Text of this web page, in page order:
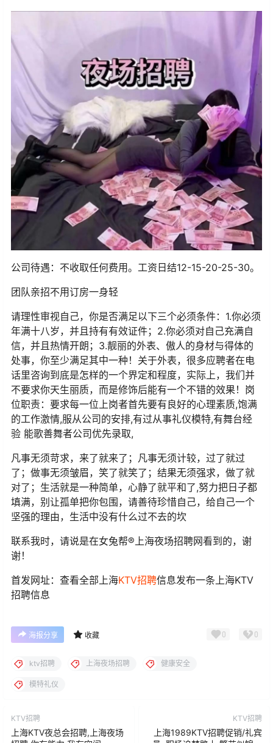
公司待遇：不收取任何费用。工资日结12-15-20-25-30。
团队亲招不用订房一身轻
请理性审视自己，你是否满足以下三个必须条件：1.你必须
年满十八岁，并且持有有效证件；2.你必须对自己充满自
信，并且热情开朗；3.靓丽的外表、傲人的身材与得体的
处事，你至少满足其中一种！关于外表，很多应聘者在电
话里咨询到底是怎样的一个界定和程度，实际上，我们并
不要求你天生丽质，而是修饰后能有一个不错的效果！岗
位职责：要求每一位上岗者首先要有良好的心理素质,饱满
的工作激情,服从公司的安排,有过从事礼仪模特,有舞台经
验 能歌善舞者公司优先录取,
凡事无须苛求，来了就来了；凡事无须计较，过了就过
了；做事无须皱眉，笑了就笑了；结果无须强求，做了就
对了；生活就是一种简单，心静了就平和了,努力把日子都
填满，别让孤单把你包围，请善待珍惜自己，给自己一个
坚强的理由，生活中没有什么过不去的坎
联系我时，请说是在女兔帮®上海夜场招聘网看到的，谢
谢！
首发网址：查看全部上海KTV招聘信息发布一条上海KTV
招聘信息
海报分享 收藏 0 0
ktv招聘 上海夜场招聘 健康安全
模特礼仪
KTV招聘
上海KTV夜总会招聘,上海夜场
KTV招聘
上海1989KTV招聘促销/礼宾